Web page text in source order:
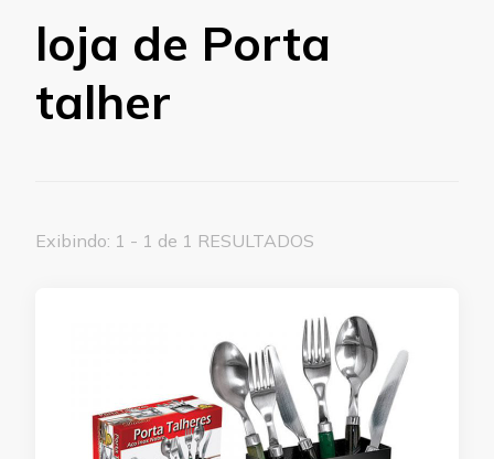
loja de Porta
talher
Exibindo: 1 - 1 de 1 RESULTADOS